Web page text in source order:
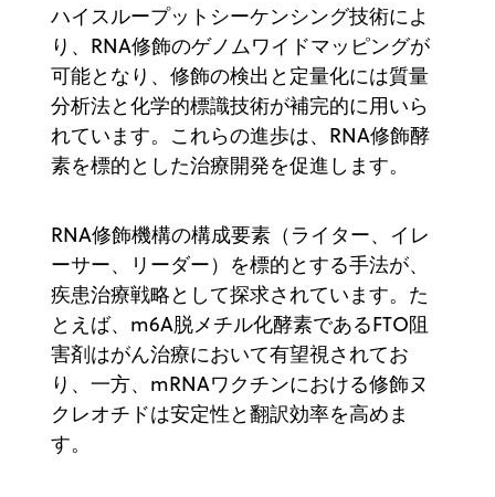
ハイスループットシーケンシング技術によ
り、RNA修飾のゲノムワイドマッピングが
可能となり、修飾の検出と定量化には質量
分析法と化学的標識技術が補完的に用いら
れています。これらの進歩は、RNA修飾酵
素を標的とした治療開発を促進します。
RNA修飾機構の構成要素（ライター、イレ
ーサー、リーダー）を標的とする手法が、
疾患治療戦略として探求されています。た
とえば、m6A脱メチル化酵素であるFTO阻
害剤はがん治療において有望視されてお
り、一方、mRNAワクチンにおける修飾ヌ
クレオチドは安定性と翻訳効率を高めま
す。